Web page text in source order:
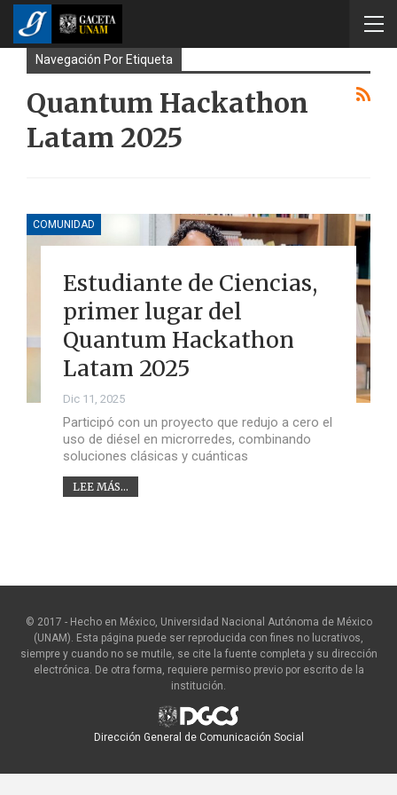
Navegación Por Etiqueta
Quantum Hackathon
Latam 2025
COMUNIDAD
Estudiante de Ciencias,
primer lugar del
Quantum Hackathon
Latam 2025
Dic 11, 2025
Participó con un proyecto que redujo a cero el
uso de diésel en microrredes, combinando
soluciones clásicas y cuánticas
LEE MÁS...
© 2017 - Hecho en México, Universidad Nacional Autónoma de México
(UNAM). Esta página puede ser reproducida con fines no lucrativos,
siempre y cuando no se mutile, se cite la fuente completa y su dirección
electrónica. De otra forma, requiere permiso previo por escrito de la
institución.
Dirección General de Comunicación Social